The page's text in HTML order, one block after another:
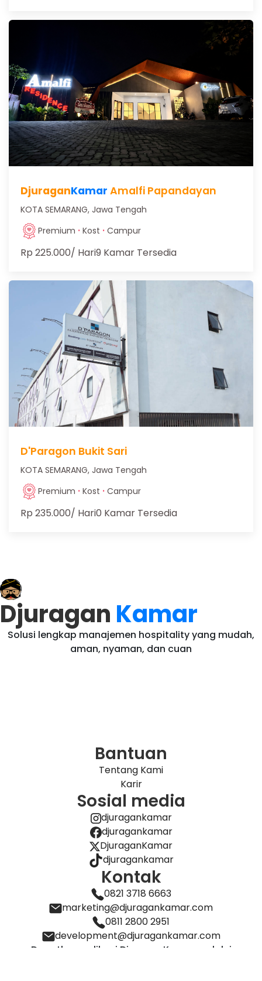
DjuraganKamar Amalfi Papandayan
KOTA SEMARANG, Jawa Tengah
Premium · Kost · Campur
Rp 225.000/ Hari9 Kamar Tersedia
D'Paragon Bukit Sari
KOTA SEMARANG, Jawa Tengah
Premium · Kost · Campur
Rp 235.000/ Hari0 Kamar Tersedia
Djuragan Kamar
Solusi lengkap manajemen hospitality yang mudah,
aman, nyaman, dan cuan
Bantuan
Tentang Kami
Karir
Sosial media
djuragankamar
djuragankamar
DjuraganKamar
djuragankamar
Kontak
0821 3718 6663
marketing@djuragankamar.com
0811 2800 2951
development@djuragankamar.com
Dapatkan aplikasi DjuraganKamar melalui